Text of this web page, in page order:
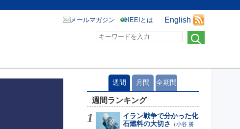
English
メールマガジン IEEIとは
週間 月間 全期間
週間ランキング
イラン戦争で分かった化
石燃料の大切さ
（小谷 勝